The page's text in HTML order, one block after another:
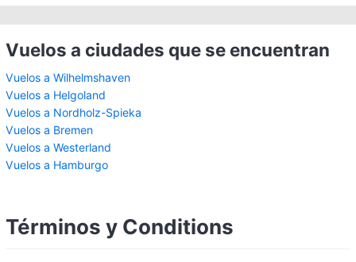
Vuelos a ciudades que se encuentran
Vuelos a Wilhelmshaven
Vuelos a Helgoland
Vuelos a Nordholz-Spieka
Vuelos a Bremen
Vuelos a Westerland
Vuelos a Hamburgo
Términos y Conditions